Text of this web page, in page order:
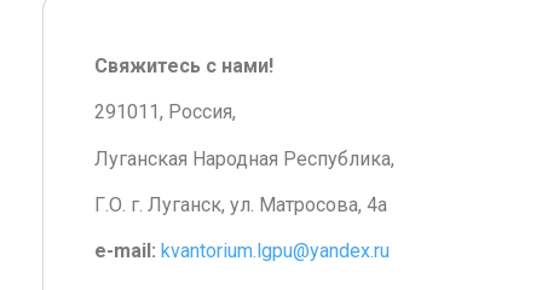
Свяжитесь с нами!
291011, Россия,
Луганская Народная Республика,
Г.О. г. Луганск, ул. Матросова, 4а
e-mail: kvantorium.lgpu@yandex.ru